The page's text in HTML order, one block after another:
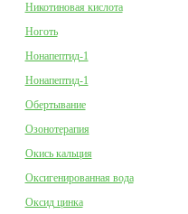
Никотиновая кислота
Ноготь
Нонапептид-1
Нонапептид-1
Обертывание
Озонотерапия
Окись кальция
Оксигенированная вода
Оксид цинка